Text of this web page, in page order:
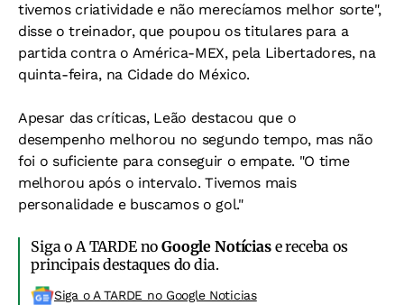
tivemos criatividade e não merecíamos melhor sorte",
disse o treinador, que poupou os titulares para a
partida contra o América-MEX, pela Libertadores, na
quinta-feira, na Cidade do México.
Apesar das críticas, Leão destacou que o
desempenho melhorou no segundo tempo, mas não
foi o suficiente para conseguir o empate. "O time
melhorou após o intervalo. Tivemos mais
personalidade e buscamos o gol."
Siga o A TARDE noGoogle Notíciase receba os
principais destaques do dia.
Siga o A TARDE no Google Noticias